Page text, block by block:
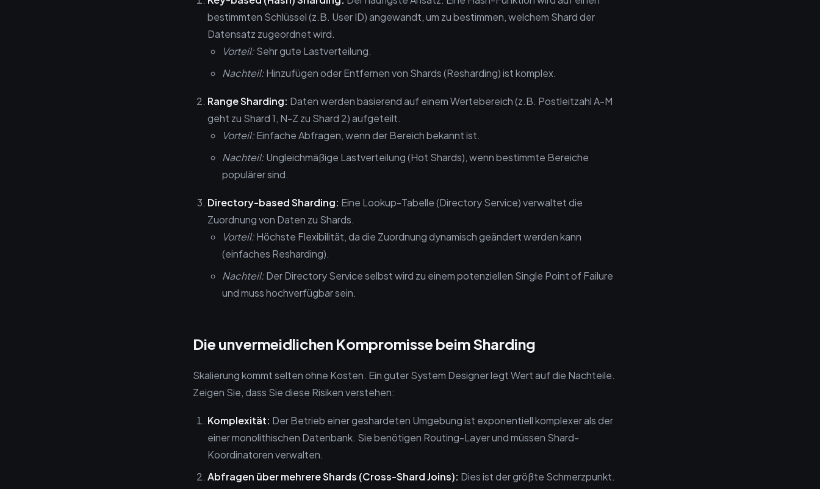
bestimmten Schlüssel (z.B. User ID) angewandt, um zu bestimmen, welchem Shard der
Datensatz zugeordnet wird.
Vorteil:Sehr gute Lastverteilung.
Nachteil:Hinzufügen oder Entfernen von Shards (Resharding) ist komplex.
Range Sharding: Daten werden basierend auf einem Wertebereich (z.B. Postleitzahl A-M
geht zu Shard 1, N-Z zu Shard 2) aufgeteilt.
Vorteil:Einfache Abfragen, wenn der Bereich bekannt ist.
Nachteil:Ungleichmäßige Lastverteilung (Hot Shards), wenn bestimmte Bereiche
populärer sind.
Directory-based Sharding: Eine Lookup-Tabelle (Directory Service) verwaltet die
Zuordnung von Daten zu Shards.
Vorteil:Höchste Flexibilität, da die Zuordnung dynamisch geändert werden kann
(einfaches Resharding).
Nachteil:Der Directory Service selbst wird zu einem potenziellen Single Point of Failure
und muss hochverfügbar sein.
Die unvermeidlichen Kompromisse beim Sharding
Skalierung kommt selten ohne Kosten. Ein guter System Designer legt Wert auf die Nachteile.
Zeigen Sie, dass Sie diese Risiken verstehen:
Komplexität: Der Betrieb einer geshardeten Umgebung ist exponentiell komplexer als der
einer monolithischen Datenbank. Sie benötigen Routing-Layer und müssen Shard-
Koordinatoren verwalten.
Abfragen über mehrere Shards (Cross-Shard Joins): Dies ist der größte Schmerzpunkt.